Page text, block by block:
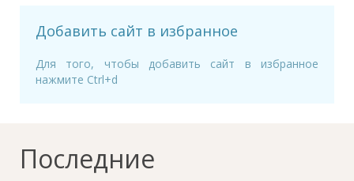
Добавить сайт в избранное
Для того, чтобы добавить сайт в избранное
нажмите Ctrl+d
Последние